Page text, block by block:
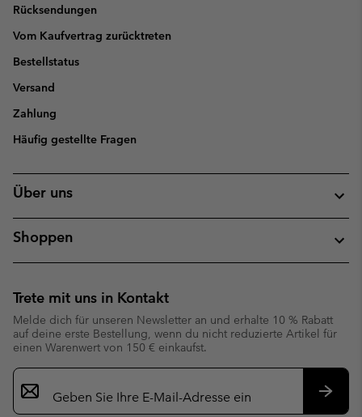
Rücksendungen
Vom Kaufvertrag zurücktreten
Bestellstatus
Versand
Zahlung
Häufig gestellte Fragen
Über uns
Shoppen
Trete mit uns in Kontakt
Melde dich für unseren Newsletter an und erhalte 10 % Rabatt
auf deine erste Bestellung, wenn du nicht reduzierte Artikel für
einen Warenwert von 150 € einkaufst.
Newsletter-
Anmeldung